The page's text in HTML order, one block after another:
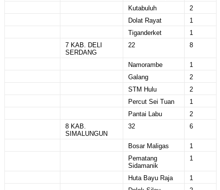
Kutabuluh
2
Dolat Rayat
1
Tiganderket
1
7 KAB. DELI
SERDANG
22 8
Namorambe
1
Galang
2
STM Hulu
2
Percut Sei Tuan
1
Pantai Labu
2
8 KAB.
SIMALUNGUN
32 6
Bosar Maligas
1
Pematang
Sidamanik
1
Huta Bayu Raja
1